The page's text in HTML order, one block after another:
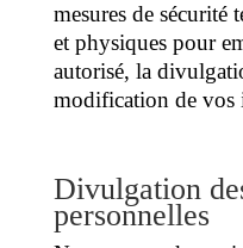
mesures de sécurité
et physiques pour
autorisé, la
modification de vos
Divulgation
personnelles